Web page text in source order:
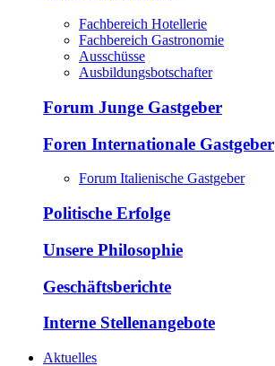
Fachbereich Hotellerie
Fachbereich Gastronomie
Ausschüsse
Ausbildungsbotschafter
Forum Junge Gastgeber
Foren Internationale Gastgeber
Forum Italienische Gastgeber
Politische Erfolge
Unsere Philosophie
Geschäftsberichte
Interne Stellenangebote
Aktuelles